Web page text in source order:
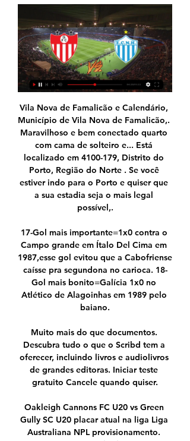
Vila Nova de Famalicão e Calendário, Município de Vila Nova de Famalicão,. Maravilhoso e bem conectado quarto com cama de solteiro e... Está localizado em 4100-179, Distrito do Porto, Região do Norte . Se você estiver indo para o Porto e quiser que a sua estadia seja o mais legal possível,.

17-Gol mais importante=1x0 contra o Campo grande em Ítalo Del Cima em 1987,esse gol evitou que a Cabofriense caísse pra segundona no carioca. 18-Gol mais bonito=Galícia 1x0 no Atlético de Alagoinhas em 1989 pelo baiano.

Muito mais do que documentos. Descubra tudo o que o Scribd tem a oferecer, incluindo livros e audiolivros de grandes editoras. Iniciar teste gratuito Cancele quando quiser.

Oakleigh Cannons FC U20 vs Green Gully SC U20 placar atual na liga Liga Australiana NPL provisionamento. Apresentamos os resultados em tempo real, escalações, artilheiros, estatísticas e a tabela do campeonato

Acompanhe as ocorrências policiais ocorridas na área do 14º Batalhão de Policia Militar (sede Serra Talhada) durante as 24 horas nesta quarta-feira, 28 de Agosto de 2019. (DESACATO/AMEAÇA) (TCO) Município : Serra Talhada – PE; Data/hora : 280800AGO2019; Local : Posto de Saúde, CAGEPE, Serra Talhada – PE; Imputado : M C dos S S F, […]

1º/5, às 16h - Corinthians x Chapecoense - Premiere 1º/5, às 16h - CSA x Palmeiras - Sem transmissão na TV 1º/5, às 19h15 - Avaí x Grêmio - Premiere e SporTV

São Paulo – Bancários e seus familiares estão convidados para um passeio no dia 26, domingo, com muita animação e forró. O destino é Pindamonhangaba passando pelos pontos turísticos da cidade, como a Igreja Matriz de Nossa Senhora do Bom Sucesso e o Bosque da Princesa. Todo o roteiro é feito no Trem do Forró.

Os gols foram marcados no segundo tempo: Carlos César para o Tigre e Foguinho para o Verdão do Oeste. O Criciúma só volta a campo no dia 1º de março, quando recebe o Brusque no Heriberto Hülse. No mesmo dia, a Chape visita o Figueirense, no Orlando Scarpelli. Por Thiago Hockmüller

Apartamento na Rua Anita Garibaldi, 35, Guarani em Novo Compre Apartamento com 2 Quartos e 53 m² por R$ 188.500 na Rua Anita Garibaldi, 35 - Guarani - Novo Hamburgo - RS. Fale com Crédito Real | Agência Novo ...

A CBF adiou nesta segunda-feira a terceira partida pela primeira rodada do Brasileirão. A bola da vez foi o Botafogo x Bahia, que seria no domingo, às 11h. MAIS:Como a CBF pretende montar o.

1ª Fase Será disputada com 2 grupos com 5 equipes em cada um. Os 3 primeiros colocados Seguem para a 2ª Fase na Série Ouro. As demais equipes segume para o quadrangular Semifinal da Série Prata.

4ª corrida mexa-se pela vida. realizado em 24/11/2019, joinville / sc. corrida do bem farmasesi 2019 - 15ª etapa - caÇador. realizado em 24/11/2019, caÇador / sc. crevisc em movimento.. corrida 101 anos 62º bi joinville. realizado em 20/10/2019, joinville / sc. corrida furb - especial 55 anos.

Os recursos endógenos de Vila Nova de Famalicão manifestam-se na sua forte atratividade. como a Entidade Regional de Turismo do Porto e Norte de Portugal e o Eixo Atlântico do. contribuído para o desenvolvimento de Vila Nova de Famalicão como lugar de excelência para viver, trabalhar , investir e.

Coritiba x Botafogo ao VIVO Online – Assistir jogo Coritiba x Botafogo ao VIVO. Coritiba e Botafogo ao VIVO-O Futebol é uma mania nacional, o brasileiro para pra assistir futebol ao vivo, seja na tela da Globo, ou na Band, ou na internet.Aqui você encontrará as informações necessárias para assistir o jogo do Coritiba x Botafogo ao vivo na internet.

Além da TV, a marca Combate também é referência de notícias dos esportes de luta na web, com o Combate.com. Desde 2015, seus assinantes também contam o serviço Combate Play, pelo qual podem assistir todo o acervo do canal e eventos ao vivo onde e quando quiserem por tablets, notebooks, PCs e/ou aparelhos de celular.

Nos links abaixo você acompanha a transmissão em tempo real, com vídeos dos melhores momentos.--TAGS: assistir Avaí x Chapecoense online assistir Avaí x Chapecoense em 27/08/2017 às 19:00 hs. assistir Avaí x Chapecoense ao vivo assistir Avaí x Chapecoense pelo Campeonato Brasileiro assistir Avaí x Chapecoense sem travar

Assista a TV Corinthians ao vivo e 24 horas por dia aqui. Corinthians sempre superou na reta final acredito que o segundo tempo teremos a força deste bravo Timão bola pra frente iso e Timão

Manaus/AM - Um incêndio de grandes proporções destruiu um galpão localizado na Rua dos Andradas esquina com a Pedro Botelho, no Centro, na manhã desse sábado (21).

alças são um dos mais aspectos importantes de qualquer saco de bowling, como eles precisam para ser resistente e conectado com hardware pesado , a fim de suportar o peso da bola de boliche dentro . Outras características incluem top zíperes ou fechos de topo que se abrem como um par de mandíbulas.

Foi o primeiro fim de semana de decisões para catorze estaduais do país, vagas na Copa do Brasil, nos torneios regionais e títulos começaram a ser decididos na última sexta-feira (28/04) e o primeiro campeão do país será conhecido nessa segunda-feira (01/05), quando ABC e Globo decidem o Campeonato Potiguar.

Mês do Consumidor: Leve Cinco, Pague Quatro nas categorias Utensílios Domésticos, Cama, Mesa e Banho; Organização, Decoração, Iluminação e Pet na Etna

Guarany de Bagé x Novo Hamburgo – Campeonato Gaúcho há 23 horas — Novo Hamburgo – Resultados dos últimos confrontos. Onde assistir Guarany de Bagé x Novo Hamburgo? TV Aberta: RBS TV; TV por assinatura: SporTV ...

A equipe do Aquidauanense lidera a disputa da Série B do Sul-Mato-Grossense. O time não teve trabalho para vencer o Coxim pelo placar de 3 a 0, neste sábado, no estádio Noroeste. O segundo colocado é o Maracaju, que mesmo folgado na tabela mantém os quatro pontos.

Vasco da Gama Goiás live score (and video online live stream) starts on 10.3.2020. at 22:00 UTC time at São Januário, Rio de Janeiro, Brazil in Copa do Brasil, Brazil.

Guia de Jogos na TV - Hoje - Ao Vivo e Online Onde assistir ao vivo todos os jogos de hoje na TV ou online: Quarta – 14/02. 07h00 21h30 – Guarany de Bagé x Novo Hamburgo – Gaúcho. Canais: Youtube.com ...

Criciúma x Marcílio Dias ao vivo online Em jogo válido pela 11ª rodada do Campeonato Catarinense, Criciúma x Marcílio Dias medem forças no Estádio Heriberto Hulse, em Criciúma. O jogo será realizado nesta sábado, 2 de março , às 17:00 (horário de Brasília). Para assistir ao vivo ao vivo Criciúma x Marcílio Dias …

A venda dos ingressos para o confronto entre Caldense e Cruzeiro começou nesta sexta-feira (12). As torcidas podem comprar as entradas na sede social do clube poços-caldense (rua Pernambuco, 1145, Centro), de segunda a sexta, das 9h às 18h, e aos sábados das 9h às 14h.

Santa Clara e Sporting de Braga B foram incapazes de desfazer o nulo inicial numa má partida de futebol. O resultado ajusta-se em função do que as duas equipas fizeram em campo. Minuto 83 - Canto de João Reis na direita, na pequena área Kaio antecipa-se a …

Placar Magazine  Nº 588 · ‎ Revista... novo e fantástico sistema que amplia a imagem do seu TV a cores ou P&B de assistir às jogadas da Copa, os seus filmes preferidos, as novelas e as ...

Com este triunfo, o Kabuscorp soma 19 pontos, na sexta posição, ao passo que a Académica do Lobito mantém-se com 20, em quinto. Ainda hoje, o Desportivo da Huíla venceu o Recreativo da Caála, por 1-0, com golo de Lionel, enquanto o FC Bravos do Maquis e o Sporting de Cabinda empataram a zero. O Interclube é líder com 26 pontos.

Em noite para esquecer, o Flamengo perdeu por 3 a 0 para o Atlético-GO, nesta quarta-feira, em Goiânia, pelo Campeonato Brasileiro. Com o resultado, o atual campeão segue sem pontuar após duas rodadas. Já os goianos estreiam na Série A em grande …

Frei Paulistano e Remo jogam , em uma partida da Copa do Brasil (1ª Ronda). Estas duas equipes nunca se enfrentaram antes, pelo que este será seu primeiro enfrentamento direto. É necessária atenção especial para a condição casa/fora, já que ambas as equipes apresentam resultados significativamente diferentes nos seus jogos em casa e fora.

Gil Vicente FC. Portimonense – Belenenses marcou o arranque da edição 2019-20. Terminou a espera!. com o aliciante que seis dos nove encontros por jornada terão transmissão por Streaming, no site da Sport TV, acessível a todos os adeptos da competição.

O duelo será transmitido na internet, acompanhe ao vivo e fique por dentro de tudo que rola na partida através do seu celular, tablet e PC. Para isso, deverá acessar o site FCPLAY.TV (Clique Aqui) que vai realizar a transmissão online. Além disso, outra opção para assistir o confronto, é através do aplicativo, que pode ser baixado para IOS e da mesma forma para Android.

Guarany de Bage vs Novo Hamburgo RS ao vivo 14.02.2024 há 2 dias — Assistir Guarany de Bage vs Novo Hamburgo RS 14.02.2024 ao vivo online ⚽ Transmissão.

Avaí e Chapecoense somam 10 confrontos diretos nos últimos 3 anos em todas as competições, dos quais resultaram 3 vitórias do Avaí, 3 empates e 4 vitórias da Chapecoense. Qual o resultado do último jogo do Avaí?. Transmissão disponível para BR (alterar)

A nova série original do DAZN traz a intimidade, cotidiano e um papo aberto com os jogadores que deixaram o Brasil para brilhar nos campos da Europa e, claro, sentem muita saudade de casa!

Confira a tabela do Gauchão Série A2 Novo Hamburgo. 2 gols. Lucca. Internacional. 2 gols. Luiz. Juventude. 2 gols FGF informa alterações de data e horário para partida entre Guarany x Novo ...

Palpite: Guarany de Bagé x Novo Hamburgo há 13 horas — Onde assistir ao jogo entre Guarany de Bagé x Novo Hamburgo? A partida terá transmissão ao vivo pelo canal do GZH no Youtube. Retrospecto ...

Assista o clássico Grêmio x Internacional Ao Vivo, Grátis, Online, direto do seu computador, através do nosso site de TV Online Grátis, que transmite os canais PFC, SporTV, Band Sports, ESPN, Globo, Band e muitos outros canais. Este famoso clássico Internacional x Grêm